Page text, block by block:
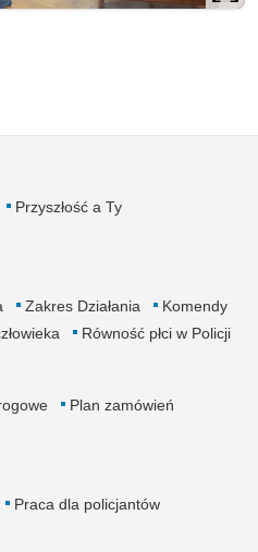
Przyszłość a Ty
Zakres Działania
Komendy
Równość płci w Policji
Plan zamówień
Praca dla policjantów